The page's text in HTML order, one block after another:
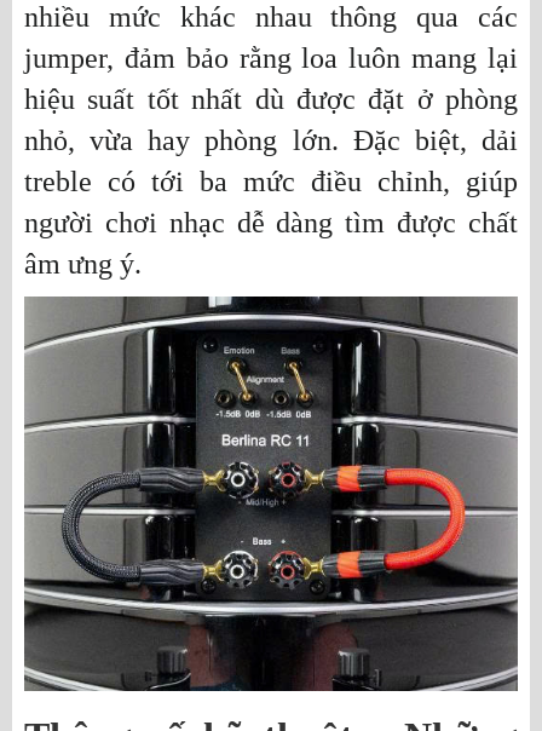
nhiều mức khác nhau thông qua các
jumper, đảm bảo rằng loa luôn mang lại
hiệu suất tốt nhất dù được đặt ở phòng
nhỏ, vừa hay phòng lớn. Đặc biệt, dải
treble có tới ba mức điều chỉnh, giúp
người chơi nhạc dễ dàng tìm được chất
âm ưng ý.